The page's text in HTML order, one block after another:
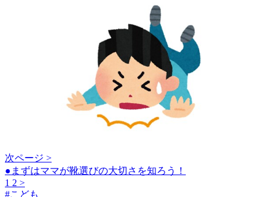
次ページ >
●まずはママが靴選びの大切さを知ろう！
1 2 >
#こども